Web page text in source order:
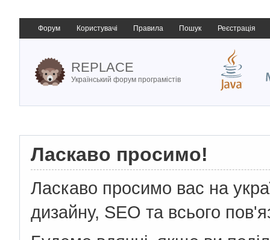
Форум Користувачі Правила Пошук Реєстрація
REPLACE
Український форум програмістів
Ласкаво просимо!
Ласкаво просимо вас на
дизайну, SEO та всього